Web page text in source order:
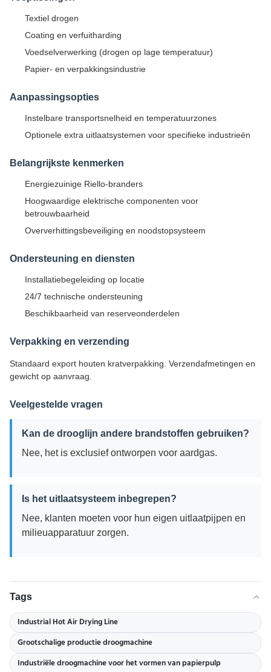
Textiel drogen
Coating en verfuitharding
Voedselverwerking (drogen op lage temperatuur)
Papier- en verpakkingsindustrie
Aanpassingsopties
Instelbare transportsnelheid en temperatuurzones
Optionele extra uitlaatsystemen voor specifieke industrieën
Belangrijkste kenmerken
Energiezuinige Riello-branders
Hoogwaardige elektrische componenten voor
betrouwbaarheid
Oververhittingsbeveiliging en noodstopsysteem
Ondersteuning en diensten
Installatiebegeleiding op locatie
24/7 technische ondersteuning
Beschikbaarheid van reserveonderdelen
Verpakking en verzending
Standaard export houten kratverpakking. Verzendafmetingen en
gewicht op aanvraag.
Veelgestelde vragen
Kan de drooglijn andere brandstoffen gebruiken?
Nee, het is exclusief ontworpen voor aardgas.
Is het uitlaatsysteem inbegrepen?
Nee, klanten moeten voor hun eigen uitlaatpijpen en
milieuapparatuur zorgen.
Tags
Industrial Hot Air Drying Line
Grootschalige productie droogmachine
Industriële droogmachine voor het vormen van papierpulp